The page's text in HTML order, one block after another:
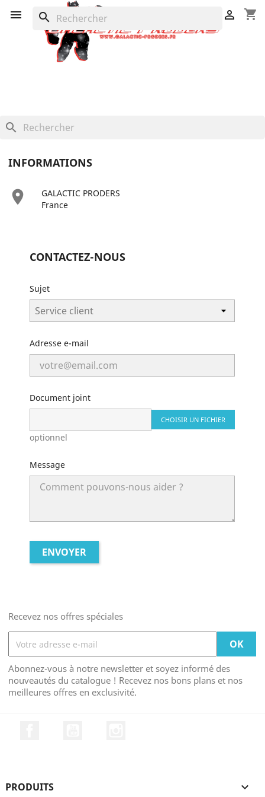
 shopping_cart

search
search
INFORMATIONS

GALACTIC PRODERS
France
CONTACTEZ-NOUS
Sujet
Adresse e-mail
Document joint
CHOISIR UN FICHIER
optionnel
Message
Recevez nos offres spéciales
Abonnez-vous à notre newsletter et soyez informé des
nouveautés du catalogue ! Recevez nos bons plans et nos
meilleures offres en exclusivité.
PRODUITS 